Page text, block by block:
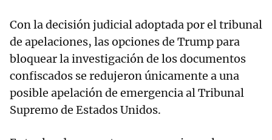
Con la decisión judicial adoptada por el tribunal
de apelaciones, las opciones de Trump para
bloquear la investigación de los documentos
confiscados se redujeron únicamente a una
posible apelación de emergencia al Tribunal
Supremo de Estados Unidos.